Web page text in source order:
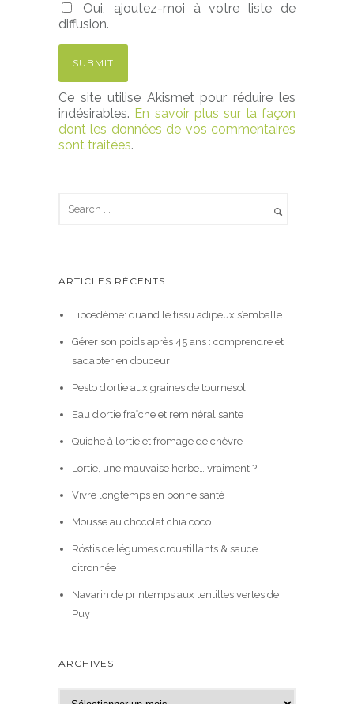
Oui, ajoutez-moi à votre liste de
diffusion.
Ce site utilise Akismet pour réduire les
indésirables. En savoir plus sur la façon
dont les données de vos commentaires
sont traitées.
ARTICLES RÉCENTS
Lipœdème: quand le tissu adipeux s’emballe
Gérer son poids après 45 ans : comprendre et
s’adapter en douceur
Pesto d’ortie aux graines de tournesol
Eau d’ortie fraîche et reminéralisante
Quiche à l’ortie et fromage de chèvre
L’ortie, une mauvaise herbe… vraiment ?
Vivre longtemps en bonne santé
Mousse au chocolat chia coco
Röstis de légumes croustillants & sauce
citronnée
Navarin de printemps aux lentilles vertes de
Puy
ARCHIVES